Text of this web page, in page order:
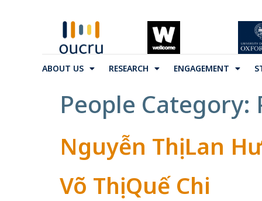
ABOUT US RESEARCH ENGAGEMENT
People Category:
Nguyễn Thị Lan
Võ Thị Quế Chi